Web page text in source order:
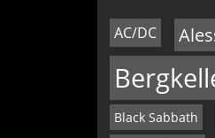
AC/DC
Black Sabbath